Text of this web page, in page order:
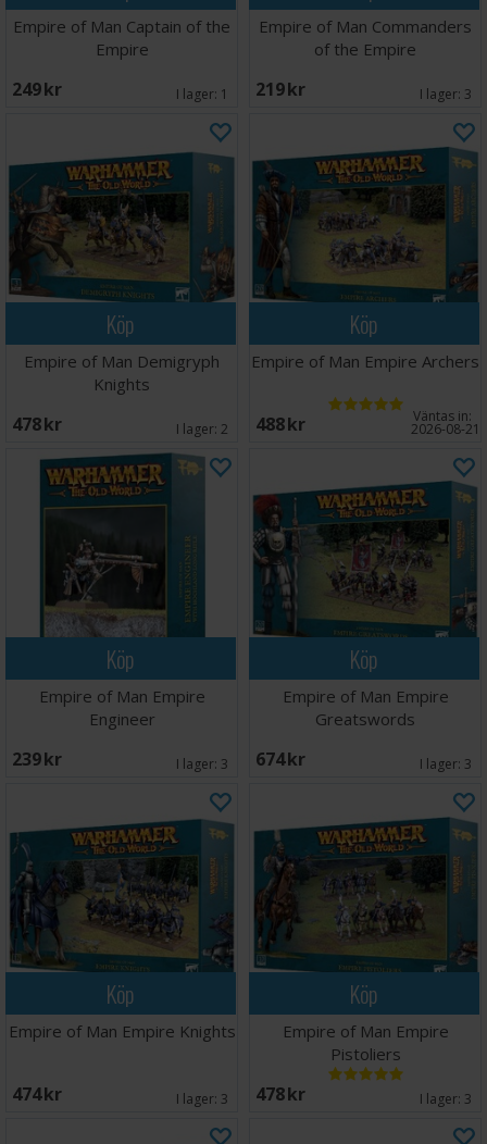
Empire of Man Captain of the
Empire
249 SEK I lager: 1
Empire of Man Commanders
of the Empire
219 SEK I lager: 3
Köp
Empire of Man Demigryph
Knights
478 SEK I lager: 2
Köp
Empire of Man Empire Archers
488 SEK Väntas in:
2026-08-21
Köp
Empire of Man Empire
Engineer
239 SEK I lager: 3
Köp
Empire of Man Empire
Greatswords
674 SEK I lager: 3
Köp
Empire of Man Empire Knights
474 SEK I lager: 3
Köp
Empire of Man Empire
Pistoliers
478 SEK I lager: 3